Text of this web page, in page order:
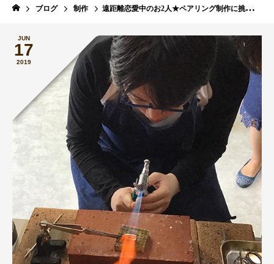
ブログ 制作 遠距離恋愛中のお2人★ペアリング制作に挑戦！！
JUN
17
2019